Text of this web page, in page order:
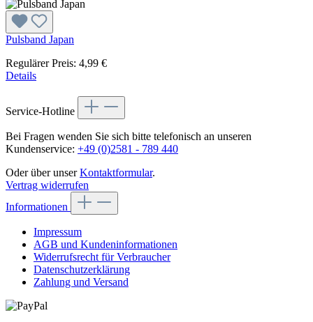
Pulsband Japan
Regulärer Preis: 4,99 €
Details
Service-Hotline
Bei Fragen wenden Sie sich bitte telefonisch an unseren
Kundenservice: +49 (0)2581 - 789 440
Oder über unserKontaktformular.
Vertrag widerrufen
Informationen
Impressum
AGB und Kundeninformationen
Widerrufsrecht für Verbraucher
Datenschutzerklärung
Zahlung und Versand